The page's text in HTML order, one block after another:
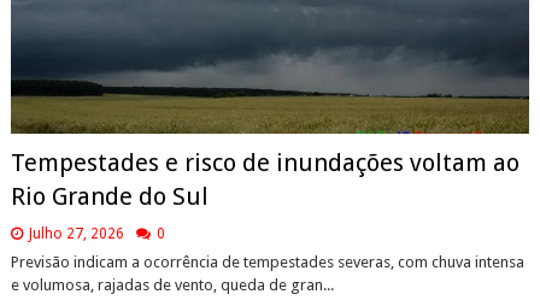
Tempestades e risco de inundações voltam ao
Rio Grande do Sul
Julho 27, 2026 0
Previsão indicam a ocorrência de tempestades severas, com chuva intensa
e volumosa, rajadas de vento, queda de gran...